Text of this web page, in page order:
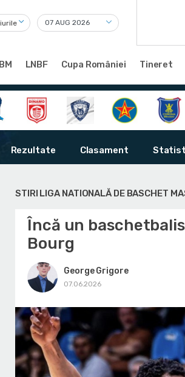
LNBF Cupa României Tineret
Rezultate Clasament
STIRI LIGA NATIONALĂ DE BASCHET
Încă un
Bourg
George Grigore
07.06.2026